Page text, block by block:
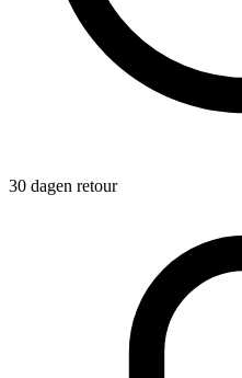
30 dagen retour